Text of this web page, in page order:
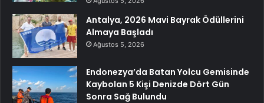
Antalya, 2026 Mavi Bayrak Ödüllerini
Almaya Başladı
Ağustos 5, 2026
Endonezya’da Batan Yolcu Gemisinde
Kaybolan 5 Kişi Denizde Dört Gün
Sonra Sağ Bulundu